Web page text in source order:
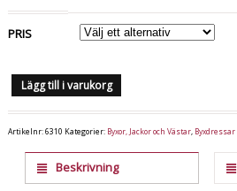
PRIS
Lägg till i varukorg
Artikelnr:6310 Kategorier: Byxor, Jackor och Västar, Byxdressar
Beskrivning